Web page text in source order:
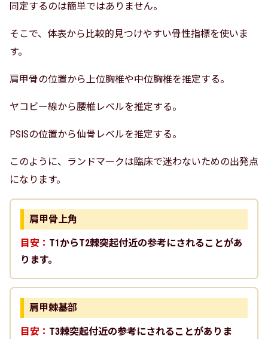
同定するのは簡単ではありません。
そこで、体表から比較的見つけやすい骨性指標を使いま
す。
肩甲骨の位置から上位胸椎や中位胸椎を推定する。
ヤコビー線から腰椎レベルを推定する。
PSISの位置から仙骨レベルを推定する。
このように、ランドマークは臨床で迷わないための出発点
になります。
肩甲骨上角
目安： T1からT2棘突起付近の参考にされることがあ
ります。
肩甲棘基部
目安： T3棘突起付近の参考にされることがありま